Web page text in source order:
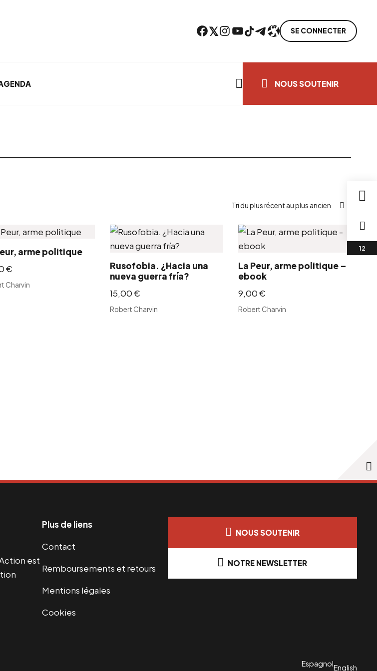
Facebook Twitter Instagram YouTube TikTok TelegramLien SE CONNECTER
NOUS SOUTENIR
arme politique
€
Charvin
Rusofobia. ¿Hacia una
nueva guerra fría?
15,00€
Robert Charvin
La Peur, arme politique –
ebook
9,00€
Robert Charvin
est
Plus de liens
Contact
Remboursements et retours
Mentions légales
Cookies
NOUS SOUTENIR
NOTRE NEWSLETTER
EspagnolEnglish